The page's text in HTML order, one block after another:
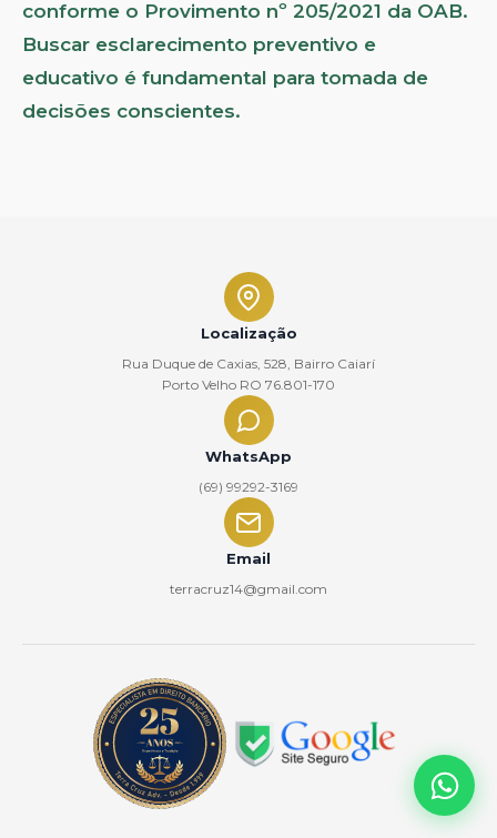
conforme o Provimento nº 205/2021 da OAB.
Buscar esclarecimento preventivo e
educativo é fundamental para tomada de
decisões conscientes.
Localização
Rua Duque de Caxias, 528, Bairro Caiarí
Porto Velho RO 76.801-170
WhatsApp
(69) 99292-3169
Email
terracruz14@gmail.com